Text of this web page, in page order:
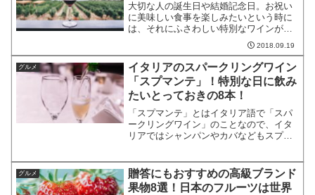
大切な人の誕生日や結婚記念日。お祝い
に美味しい食事を楽しみたいという時に
は、それにふさわしい特別なワインが欲
しいところでしょう。めったにない大事
な日には、とっておきの高級ワインがぴ
ったりです。そこで今回は、比較的入手
しやすい高級ワインのおす...
2018.09.19
グルメ
イタリアのスパークリングワイン
「スプマンテ」！特別な日に飲み
たいとっておきの8本！
「スプマンテ」とはイタリア語で「スパ
ークリングワイン」のことなので、イタ
リアではシャンパンやカバなどもスプマ
シャンパンやスペインのカバとは異な
り、製法に規定はありません...
グルメ
贈答にもおすすめの高級ブランド
果物8選！日本のフルーツは世界